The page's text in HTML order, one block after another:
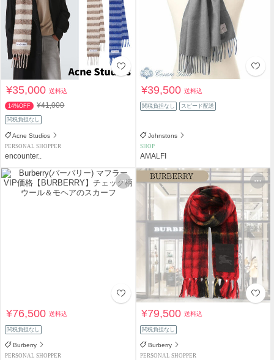
¥35,000送料込
14%OFF ¥41,000
関税負担なし
Acne Studios
PERSONAL SHOPPER
encounter..
¥39,500送料込
関税負担なし スピード配送
Johnstons
SHOP
AMALFI
¥76,500送料込
関税負担なし
Burberry
PERSONAL SHOPPER
¥79,500送料込
関税負担なし
Burberry
PERSONAL SHOPPER